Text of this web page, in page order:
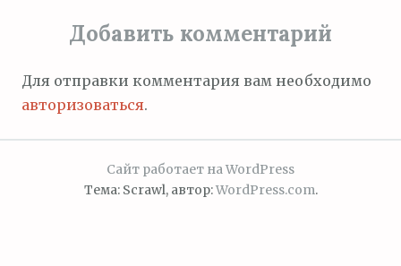
Добавить комментарий
Для отправки комментария вам необходимо
авторизоваться.
Сайт работает на WordPress
Тема: Scrawl, автор:WordPress.com.